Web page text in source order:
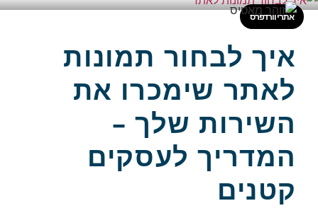
אתרי וורדפרס
איך לבחור תמונות
לאתר שימכרו את
השירות שלך –
המדריך לעסקים
קטנים